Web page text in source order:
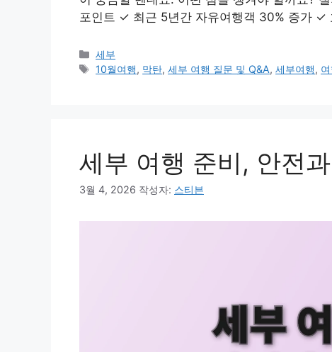
포인트 ✓ 최근 5년간 자유여행객 30% 증가 ✓
카
테
세부
태
10월여행, 막탄,세부 여행 질문 및 Q&A,세부여행,
세부 여행 준비, 안전
3월 4, 2026 작성자: 스티븐